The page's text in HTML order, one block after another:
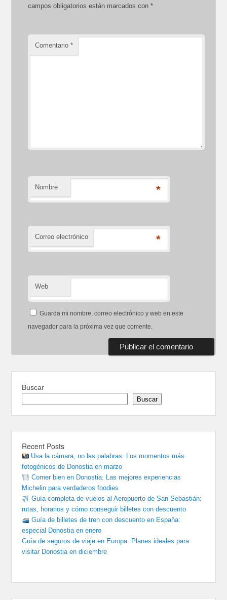
campos obligatorios están marcados con*
Comentario*
Nombre *
Correo electrónico *
Web
Guarda mi nombre, correo electrónico y web en este
navegador para la próxima vez que comente.
Buscar
Buscar
Recent Posts
Usa la cámara, no las palabras: Los momentos más
fotogénicos de Donostia en marzo
Comer bien en Donostia: Las mejores experiencias
Michelin para verdaderos foodies
Guía completa de vuelos al Aeropuerto de San Sebastián:
rutas, horarios y cómo conseguir billetes con descuento
Guía de billetes de tren con descuento en España:
especial Donostia en enero
Guía de seguros de viaje en Europa: Planes ideales para
visitar Donostia en diciembre